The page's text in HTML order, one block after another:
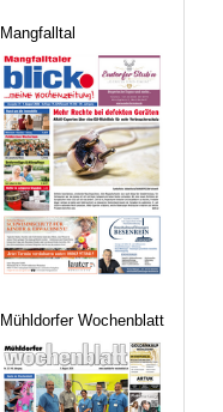
Mangfalltal
Mühldorfer Wochenblatt